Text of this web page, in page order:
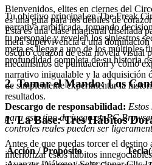
Tu objetivo principal en The Freak
narrativa ramificada, tomando
tu personaje y revelen los siniestros
meta es llegar a uno de los múltiples
profundidad completa de su historia
2. Tomar el Mando: Los
Descargo de responsabilidad: Estos
para este tipo de juego en PC
controles reales pueden ser
Acción / Propósito
Bienvenidos, elites en ciernes del
es una guía para los débiles de
Esta es una clase magistral diseñada
mera supervivencia a una
oscuro corazón de esta novela visual
mecanismos de puntuación y cómo
narrativo inigualable y la adquisición
de simplemente experimentar la
resultados.
1. La Base: Tres Hábitos
Antes de que puedas torcer el destino
interiorizar estos hábitos